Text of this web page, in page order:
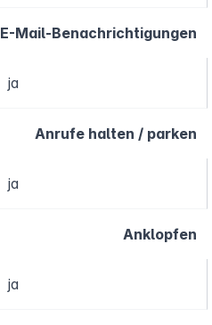
E-Mail-Benachrichtigungen
ja
Anrufe halten / parken
ja
Anklopfen
ja